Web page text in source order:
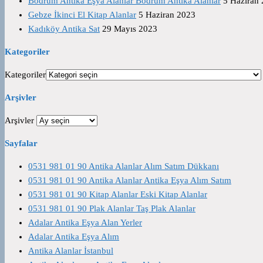
Gebze İkinci El Kitap Alanlar 5 Haziran 2023
Kadıköy Antika Sat 29 Mayıs 2023
Kategoriler
Kategoriler
Arşivler
Arşivler
Sayfalar
0531 981 01 90 Antika Alanlar Alım Satım Dükkanı
0531 981 01 90 Antika Alanlar Antika Eşya Alım Satım
0531 981 01 90 Kitap Alanlar Eski Kitap Alanlar
0531 981 01 90 Plak Alanlar Taş Plak Alanlar
Adalar Antika Eşya Alan Yerler
Adalar Antika Eşya Alım
Antika Alanlar İstanbul